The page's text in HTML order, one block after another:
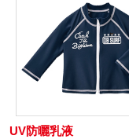
UV防曬乳液